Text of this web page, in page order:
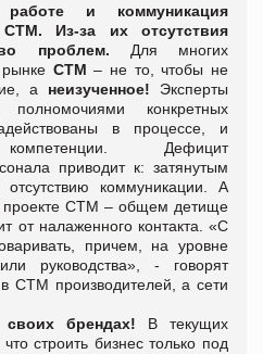
и коммуникация
СТМ. Из-за их отсутствия
проблем. Для многих
СТМ – не то, чтобы не
а неизученное! Эксперты
полномочиями конкретных
в процессе, и
Дефицит
приводит к: затянутым
коммуникации. А
проекте СТМ – общем детище
от налаженного контакта. «С
причем, на уровне
руководства», - говорят
СТМ производителей, а сети
брендах! В текущих
строить бизнес только под